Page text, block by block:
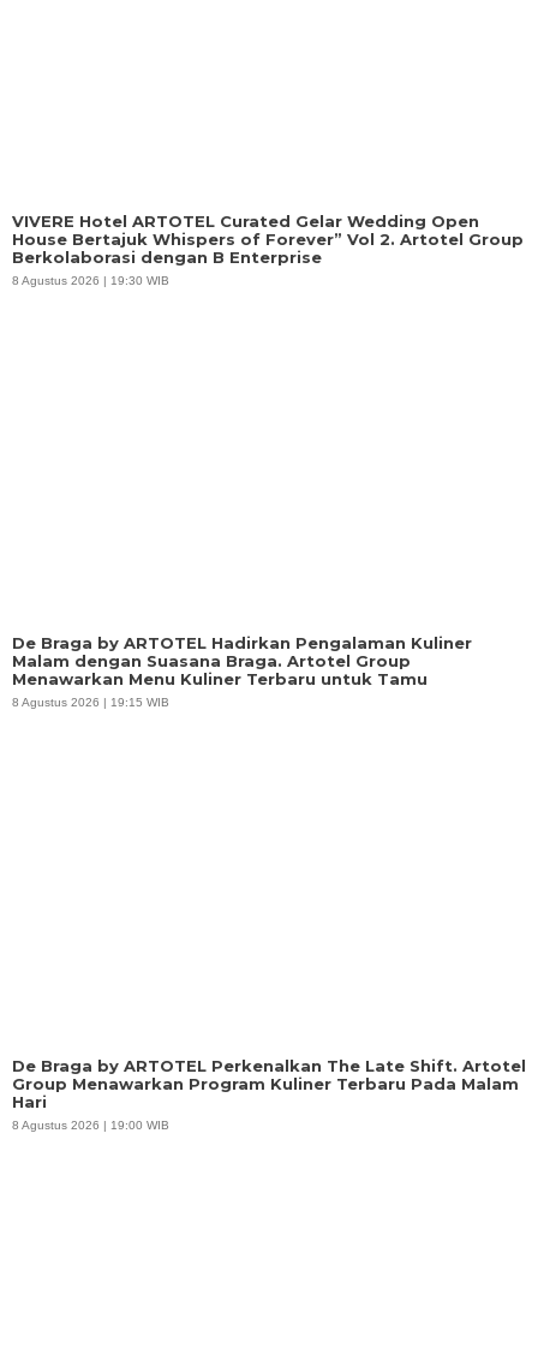
VIVERE Hotel ARTOTEL Curated Gelar Wedding Open
House Bertajuk Whispers of Forever” Vol 2. Artotel Group
Berkolaborasi dengan B Enterprise
8 Agustus 2026 | 19:30 WIB
De Braga by ARTOTEL Hadirkan Pengalaman Kuliner
Malam dengan Suasana Braga. Artotel Group
Menawarkan Menu Kuliner Terbaru untuk Tamu
8 Agustus 2026 | 19:15 WIB
De Braga by ARTOTEL Perkenalkan The Late Shift. Artotel
Group Menawarkan Program Kuliner Terbaru Pada Malam
Hari
8 Agustus 2026 | 19:00 WIB